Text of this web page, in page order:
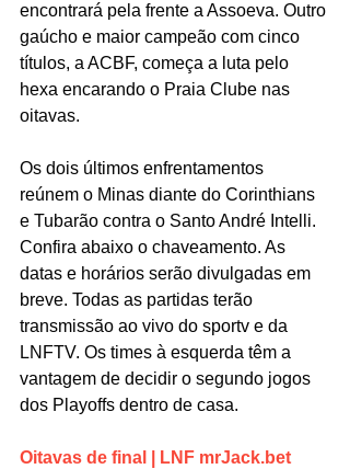
encontrará pela frente a Assoeva. Outro
gaúcho e maior campeão com cinco
títulos, a ACBF, começa a luta pelo
hexa encarando o Praia Clube nas
oitavas.
Os dois últimos enfrentamentos
reúnem o Minas diante do Corinthians
e Tubarão contra o Santo André Intelli.
Confira abaixo o chaveamento. As
datas e horários serão divulgadas em
breve. Todas as partidas terão
transmissão ao vivo do sportv e da
LNFTV. Os times à esquerda têm a
vantagem de decidir o segundo jogos
dos Playoffs dentro de casa.
Oitavas de final | LNF mrJack.bet